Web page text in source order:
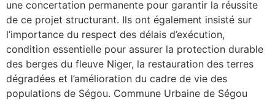
une concertation permanente pour garantir la réussite
de ce projet structurant. Ils ont également insisté sur
l’importance du respect des délais d’exécution,
condition essentielle pour assurer la protection durable
des berges du fleuve Niger, la restauration des terres
dégradées et l’amélioration du cadre de vie des
populations de Ségou. Commune Urbaine de Ségou